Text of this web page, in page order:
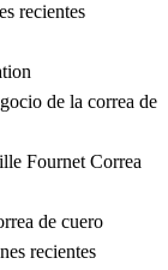
recientes
de la correa de
Fournet Correa
de cuero
recientes